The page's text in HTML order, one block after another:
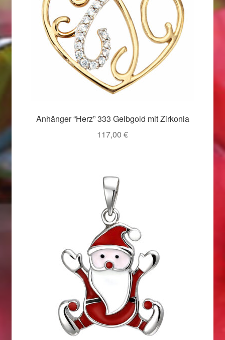
Valentinstag 2016
Valentinstag Geschenke
Weihnachtsangebote 2015
Weihnachtsangebote 2016
Weihnachtsangebote 2017
Weihnachtsangebote 2018
Weihnachtsangebote 2019
Weihnachtsangebote 2020
Weihnachtsangebote 2021
Widerrufsrecht
Anhänger “Herz” 333 Gelbgold mit Zirkonia
117,00 €